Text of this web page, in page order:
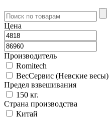
Цена
Производитель
Romitech
ВесСервис (Невские весы)
Предел взвешивания
150 кг.
Страна производства
Китай